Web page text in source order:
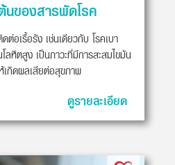
ของสารพัดโรค
ต่อเรื้อรัง เช่นเดียวกับ โรคเบา
หิตสูง เป็นภาวะที่มีการสะสมไขมัน
เกิดผลเสียต่อสุขภาพ
ดูรายละเอียด